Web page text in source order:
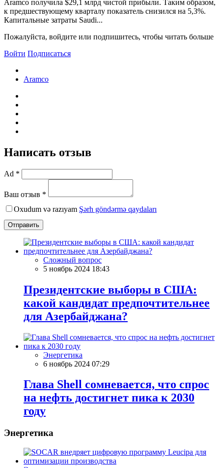
Aramco получила $29,1 млрд чистой прибыли. Таким образом,
к предшествующему кварталу показатель снизился на 5,3%.
Капитальные затраты Saudi...
Пожалуйста, войдите или подпишитесь, чтобы читать больше
Войти Подписаться
Aramco
Написать отзыв
Ad *
Ваш отзыв *
Oxudum və razıyam Şərh göndərmə qaydaları
Отправить
Сложный вопрос
5 ноябрь 2024 18:43
Президентские выборы в США:
какой кандидат предпочтительнее
для Азербайджана?
Энергетика
6 ноябрь 2024 07:29
Глава Shell сомневается, что спрос
на нефть достигнет пика к 2030
году
Энергетика